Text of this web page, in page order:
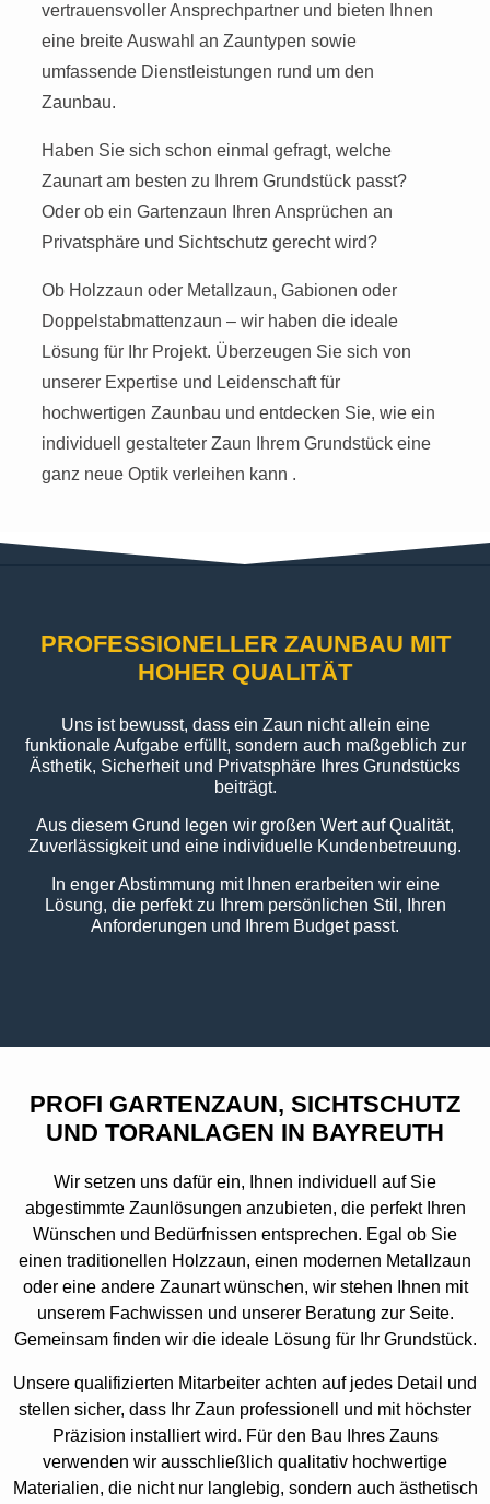
vertrauensvoller Ansprechpartner und bieten Ihnen
eine breite Auswahl an Zauntypen sowie
umfassende Dienstleistungen rund um den
Zaunbau.
Haben Sie sich schon einmal gefragt, welche
Zaunart am besten zu Ihrem Grundstück passt?
Oder ob ein Gartenzaun Ihren Ansprüchen an
Privatsphäre und Sichtschutz gerecht wird?
Ob Holzzaun oder Metallzaun, Gabionen oder
Doppelstabmattenzaun – wir haben die ideale
Lösung für Ihr Projekt. Überzeugen Sie sich von
unserer Expertise und Leidenschaft für
hochwertigen Zaunbau und entdecken Sie, wie ein
individuell gestalteter Zaun Ihrem Grundstück eine
ganz neue Optik verleihen kann .
PROFESSIONELLER ZAUNBAU MIT
HOHER QUALITÄT​
Uns ist bewusst, dass ein Zaun nicht allein eine
funktionale Aufgabe erfüllt, sondern auch maßgeblich zur
Ästhetik, Sicherheit und Privatsphäre Ihres Grundstücks
beiträgt.
Aus diesem Grund legen wir großen Wert auf Qualität,
Zuverlässigkeit und eine individuelle Kundenbetreuung.
In enger Abstimmung mit Ihnen erarbeiten wir eine
Lösung, die perfekt zu Ihrem persönlichen Stil, Ihren
Anforderungen und Ihrem Budget passt.
PROFI GARTENZAUN, SICHTSCHUTZ
UND TORANLAGEN IN BAYREUTH
Wir setzen uns dafür ein, Ihnen individuell auf Sie
abgestimmte Zaunlösungen anzubieten, die perfekt Ihren
Wünschen und Bedürfnissen entsprechen. Egal ob Sie
einen traditionellen Holzzaun, einen modernen Metallzaun
oder eine andere Zaunart wünschen, wir stehen Ihnen mit
unserem Fachwissen und unserer Beratung zur Seite.
Gemeinsam finden wir die ideale Lösung für Ihr Grundstück.
Unsere qualifizierten Mitarbeiter achten auf jedes Detail und
stellen sicher, dass Ihr Zaun professionell und mit höchster
Präzision installiert wird. Für den Bau Ihres Zauns
verwenden wir ausschließlich qualitativ hochwertige
Materialien, die nicht nur langlebig, sondern auch ästhetisch